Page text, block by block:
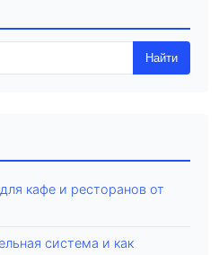
Найти
кафе и ресторанов от
система и как